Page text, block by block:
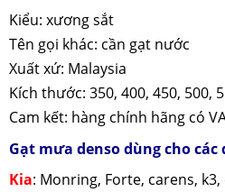
Kiểu: xương sắt
Tên gọi khác: cần gạt nước
Xuất xứ: Malaysia
Kích thước: 350, 400, 450, 500,
Cam kết: hàng chính hãng có
Gạt mưa denso dùng cho các
Kia: Monring, Forte, carens,